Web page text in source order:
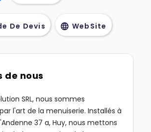
De Devis language WebSite
de nous
SRL, nous sommes
l'art de la menuiserie. Installés à
37 a, Huy, nous mettons